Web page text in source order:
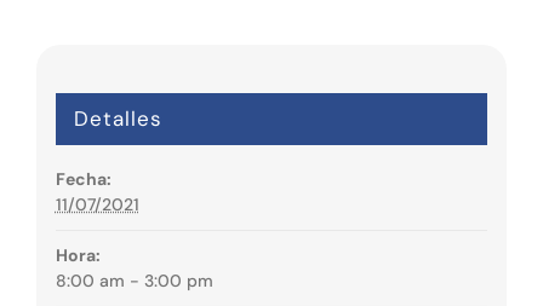
Detalles
Fecha:
11/07/2021
Hora:
8:00 am - 3:00 pm